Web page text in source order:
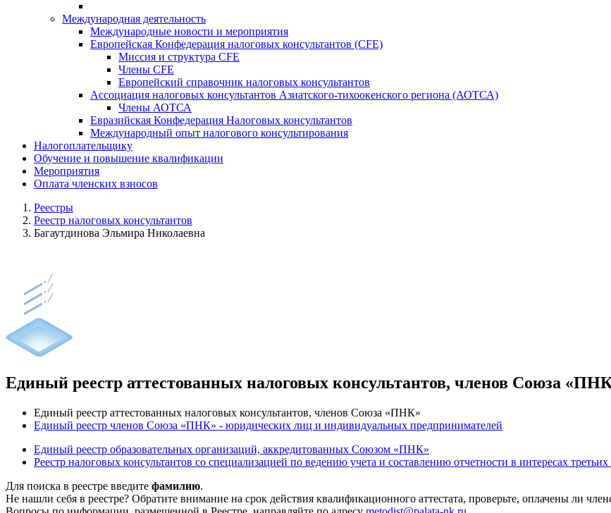
Международная деятельность
Международные новости и мероприятия
Европейская Конфедерация налоговых консультантов (CFE)
Миссия и структура CFE
Члены CFE
Европейский справочник налоговых консультантов
Ассоциация налоговых консультантов Азиатского-тихоокенского региона (АОТСА)
Члены АОТСА
Евразийская Конфедерация Налоговых консультантов
Международный опыт налогового консультирования
Налогоплательщику
Обучение и повышение квалификации
Мероприятия
Оплата членских взносов
Реестры
Реестр налоговых консультантов
Багаутдинова Эльмира Николаевна
Единый реестр аттестованных налоговых консультантов, членов Союза
Единый реестр аттестованных налоговых консультантов, членов Союза «ПНК»
Единый реестр членов Союза «ПНК» - юридических лиц и индивидуальных предпринимателей
Единый реестр образовательных организаций, аккредитованных Союзом «ПНК»
Реестр налоговых консультантов со специализацией по ведению учета и составлению отчетности в интересах
Для поиска в реестре введите фамилию.
Не нашли себя в реестре? Обратите внимание на срок действия квалификационного аттестата, проверьте, оплачены ли